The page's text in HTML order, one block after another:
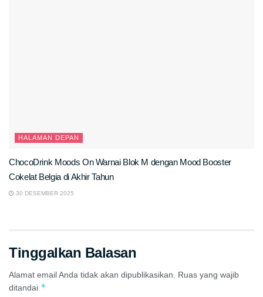
HALAMAN DEPAN
ChocoDrink Moods On Warnai Blok M dengan Mood Booster
Cokelat Belgia di Akhir Tahun
30 DESEMBER 2025
Tinggalkan Balasan
Alamat email Anda tidak akan dipublikasikan. Ruas yang wajib
ditandai *